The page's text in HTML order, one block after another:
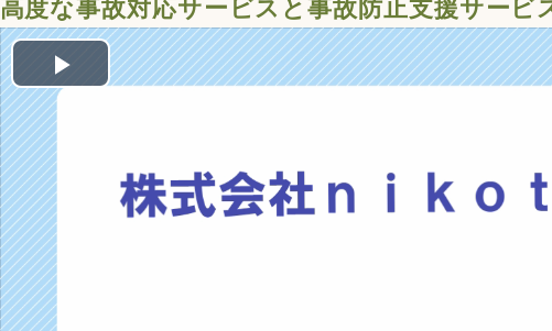
高度な事故対応サービスと事故防止支援サー
Play